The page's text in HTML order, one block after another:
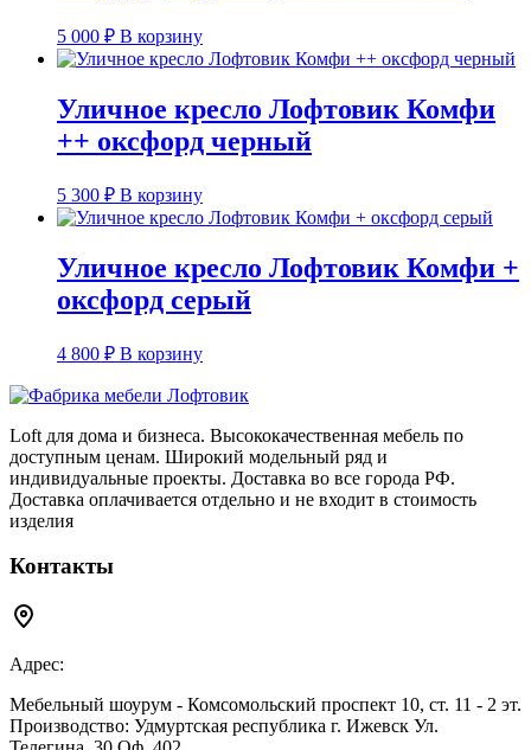
5 000 ₽ В корзину
Уличное кресло Лофтовик Комфи
++ оксфорд черный
5 300 ₽ В корзину
Уличное кресло Лофтовик Комфи +
оксфорд серый
4 800 ₽ В корзину
Loft для дома и бизнеса. Высококачественная мебель по
доступным ценам. Широкий модельный ряд и
индивидуальные проекты. Доставка во все города РФ.
Доставка оплачивается отдельно и не входит в стоимость
изделия
Контакты
Адрес:
Мебельный шоурум - Комсомольский проспект 10, ст. 11 - 2 эт.
Производство: Удмуртская республика г. Ижевск Ул.